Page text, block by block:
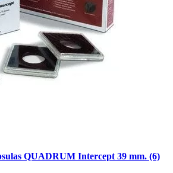
QUADRUM Intercept 39 mm. (6)